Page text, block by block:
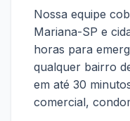
Nossa equipe
Mariana-SP e
horas para
qualquer bairro
em até 30
comercial,